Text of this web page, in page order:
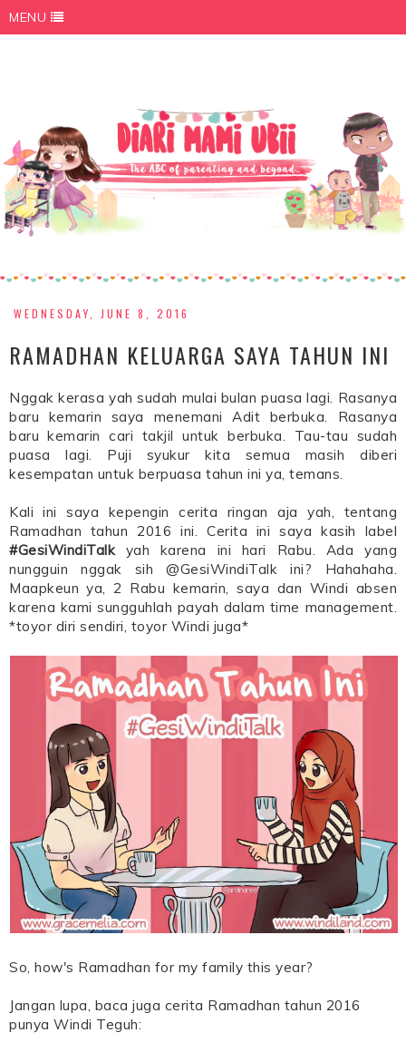
MENU
WEDNESDAY, JUNE 8, 2016
RAMADHAN KELUARGA SAYA TAHUN INI
Nggak kerasa yah sudah mulai bulan puasa lagi. Rasanya
baru kemarin saya menemani Adit berbuka. Rasanya
baru kemarin cari takjil untuk berbuka. Tau-tau sudah
puasa lagi. Puji syukur kita semua masih diberi
kesempatan untuk berpuasa tahun ini ya, temans.
Kali ini saya kepengin cerita ringan aja yah, tentang
Ramadhan tahun 2016 ini. Cerita ini saya kasih label
#GesiWindiTalkyah karena ini hari Rabu. Ada yang
nungguin nggak sih @GesiWindiTalk ini? Hahahaha.
Maapkeun ya, 2 Rabu kemarin, saya dan Windi absen
karena kami sungguhlah payah dalam time management.
*toyor diri sendiri, toyor Windi juga*
So, how's Ramadhan for my family this year?
Jangan lupa, baca juga cerita Ramadhan tahun 2016
punya Windi Teguh: